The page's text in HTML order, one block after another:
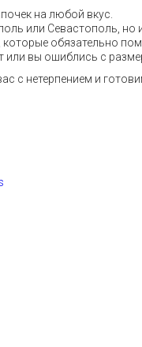
на любой вкус.
или Севастополь, но и
обязательно
вы ошиблись с
с нетерпением и